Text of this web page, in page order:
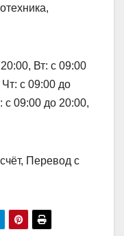
Вт: с 09:00
с 09:00 до
с 09:00 до 20:00,
Перевод с